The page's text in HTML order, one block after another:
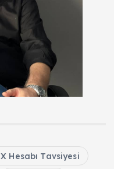
X Hesabı Tavsiyesi